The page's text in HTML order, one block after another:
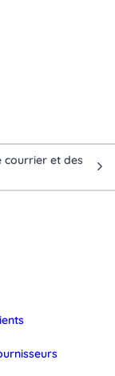
courrier et des